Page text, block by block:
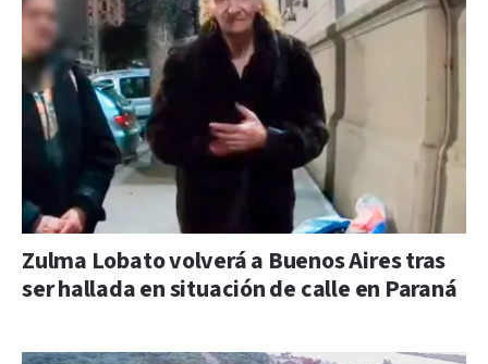
Zulma Lobato volverá a Buenos Aires tras
ser hallada en situación de calle en Paraná